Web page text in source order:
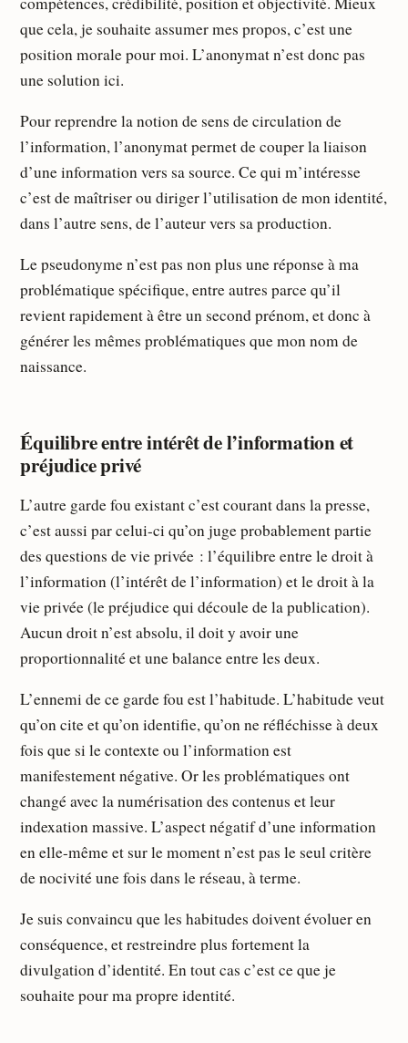
que cela, je souhaite assumer mes propos, c’est une
position morale pour moi. L’anonymat n’est donc pas
une solution ici.
Pour reprendre la notion de sens de circulation de
l’information, l’anonymat permet de couper la liaison
d’une information vers sa source. Ce qui m’intéresse
c’est de maîtriser ou diriger l’utilisation de mon identité,
dans l’autre sens, de l’auteur vers sa production.
Le pseudonyme n’est pas non plus une réponse à ma
problématique spécifique, entre autres parce qu’il
revient rapidement à être un second prénom, et donc à
générer les mêmes problématiques que mon nom de
naissance.
Équilibre entre intérêt de l’information et
préjudice privé
L’autre garde fou existant c’est courant dans la presse,
c’est aussi par celui-ci qu’on juge probablement partie
des questions de vie privée : l’équilibre entre le droit à
l’information (l’intérêt de l’information) et le droit à la
vie privée (le préjudice qui découle de la publication).
Aucun droit n’est absolu, il doit y avoir une
proportionnalité et une balance entre les deux.
L’ennemi de ce garde fou est l’habitude. L’habitude veut
qu’on cite et qu’on identifie, qu’on ne réfléchisse à deux
fois que si le contexte ou l’information est
manifestement négative. Or les problématiques ont
changé avec la numérisation des contenus et leur
indexation massive. L’aspect négatif d’une information
en elle-même et sur le moment n’est pas le seul critère
de nocivité une fois dans le réseau, à terme.
Je suis convaincu que les habitudes doivent évoluer en
conséquence, et restreindre plus fortement la
divulgation d’identité. En tout cas c’est ce que je
souhaite pour ma propre identité.